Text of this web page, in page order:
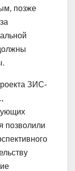
позже
ЗИС-
позволили